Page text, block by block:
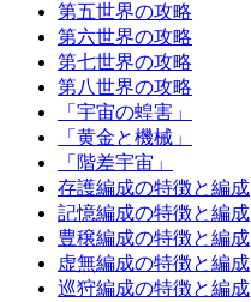
第五世界の攻略
第六世界の攻略
第七世界の攻略
第八世界の攻略
「宇宙の蝗害」
「黄金と機械」
「階差宇宙」
存護編成の特徴と編成
記憶編成の特徴と編成
豊穣編成の特徴と編成
虚無編成の特徴と編成
巡狩編成の特徴と編成